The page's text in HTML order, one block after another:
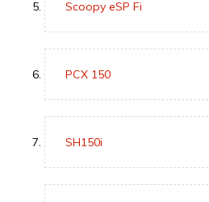
Scoopy eSP Fi
PCX 150
SH150i